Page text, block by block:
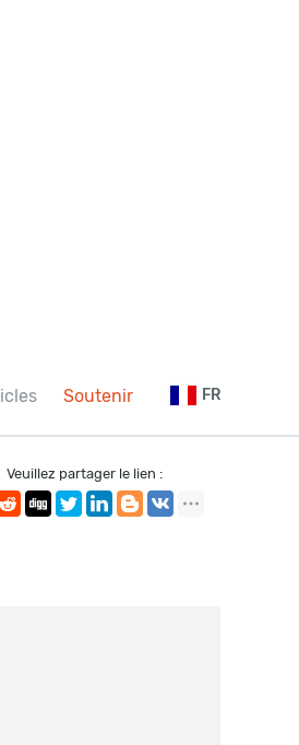
Soutenir FR
Veuillez partager le lien :